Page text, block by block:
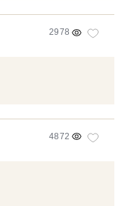
2978
4872